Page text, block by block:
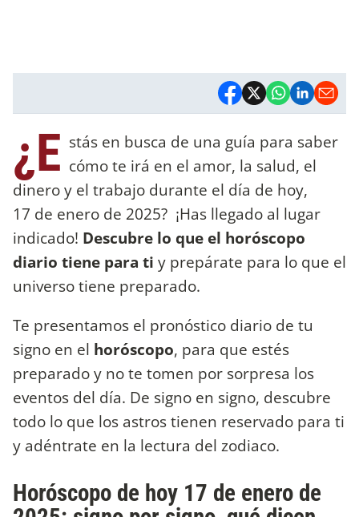
¿E stás en busca de una guía para saber
cómo te irá en el amor, la salud, el
dinero y el trabajo durante el día de hoy,
17 de enero de 2025? ¡Has llegado al lugar
indicado! Descubre lo que el horóscopo
diario tiene para ti y prepárate para lo que el
universo tiene preparado.
Te presentamos el pronóstico diario de tu
signo en el horóscopo, para que estés
preparado y no te tomen por sorpresa los
eventos del día. De signo en signo, descubre
todo lo que los astros tienen reservado para ti
y adéntrate en la lectura del zodiaco.
Horóscopo de hoy 17 de enero de